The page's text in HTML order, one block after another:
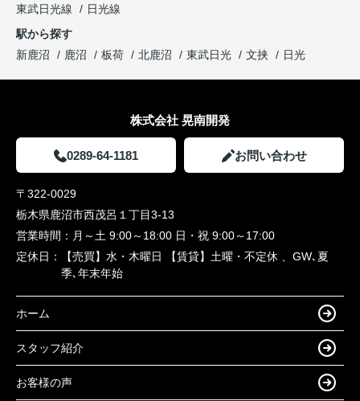
東武日光線
日光線
駅から探す
新鹿沼
鹿沼 板荷 北鹿沼 東武日光 文挟 日光
株式会社 晃南開発
0289-64-1181 お問い合わせ
〒322-0029
栃木県鹿沼市西茂呂１丁目3-13
営業時間： 月～土 9:00～18:00 日・祝 9:00～17:00
定休日：
【売買】水・木曜日 【賃貸】土曜・不定休 、GW､夏
季､年末年始
ホーム
スタッフ紹介
お客様の声